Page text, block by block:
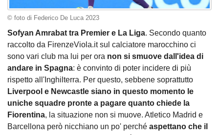
© foto di Federico De Luca 2023
Sofyan Amrabat tra Premier e La Liga. Secondo quanto
raccolto da FirenzeViola.it sul calciatore marocchino ci
sono vari club ma lui per ora non si smuove dall'idea di
andare in Spagna: è convinto di poter incidere di più
rispetto all'Inghilterra. Per questo, sebbene soprattutto
Liverpool e Newcastle siano in questo momento le
uniche squadre pronte a pagare quanto chiede la
Fiorentina, la situazione non si muove. Atletico Madrid e
Barcellona però nicchiano un po' perché aspettano che il